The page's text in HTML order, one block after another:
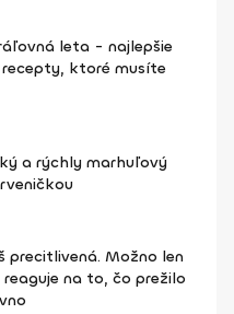
leta - najlepšie
ktoré musíte
a rýchly marhuľový
precitlivená. Možno len
na to, čo prežilo